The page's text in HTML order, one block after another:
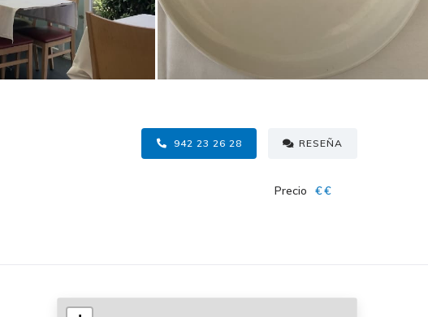
942 23 26 28 RESEÑA
Precio €€